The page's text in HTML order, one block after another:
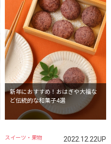
新年におすすめ！おはぎや大福な
ど伝統的な和菓子4選
スイーツ・果物 2022.12.22UP